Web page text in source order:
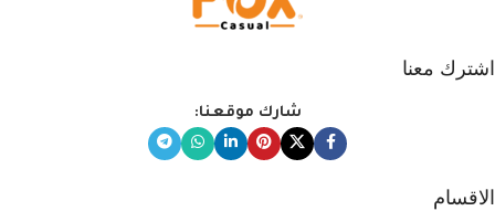
اشترك معنا
شارك موقعنا:
الاقسام